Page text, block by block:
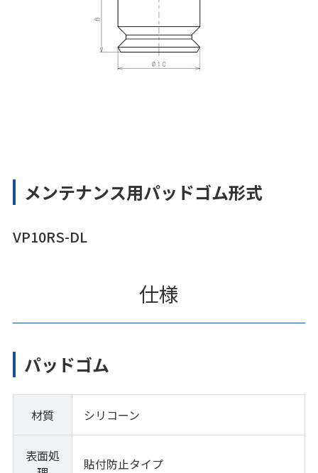
メンテナンス用パッドゴム形式
VP10RS-DL
仕様
パッドゴム
材質 シリコーン
表面処
貼付防止タイプ